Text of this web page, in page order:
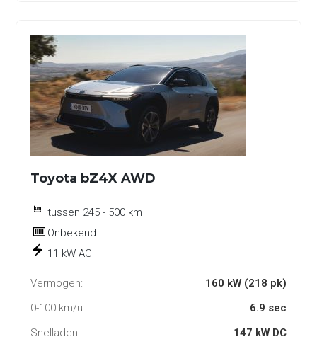
Toyota bZ4X AWD
tussen 245 - 500 km
Onbekend
11 kW AC
Vermogen:
160 kW (218 pk)
0-100 km/u:
6.9 sec
Snelladen:
147 kW DC